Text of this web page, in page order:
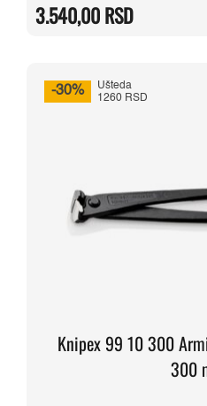
bila:
5.060,00 RSD.
3.540,00RSD
3.540,00 RSD.
-30%
Ušteda
1260 RSD
Knipex 99 10 300
300